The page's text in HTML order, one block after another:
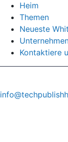
Heim
Themen
Neueste
Kontaktiere